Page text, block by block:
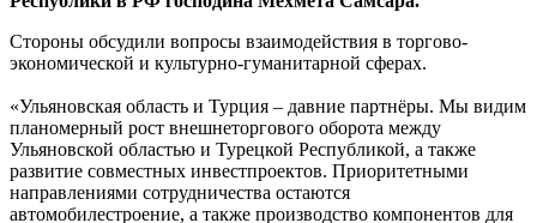
Стороны обсудили вопросы взаимодействия в торгово-
экономической и культурно-гуманитарной сферах.
«Ульяновская область и Турция – давние партнёры. Мы видим
планомерный рост внешнеторгового оборота между
Ульяновской областью и Турецкой Республикой, а также
развитие совместных инвестпроектов. Приоритетными
направлениями сотрудничества остаются
автомобилестроение, а также производство компонентов для